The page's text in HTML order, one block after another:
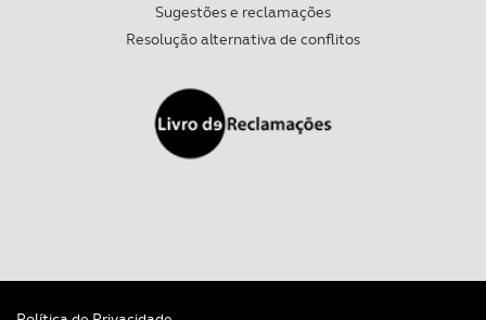
Sugestões e reclamações
Resolução alternativa de conflitos